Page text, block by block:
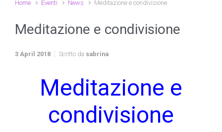
Home Eventi News Meditazione e condivisione
Meditazione e condivisione
3 April 2018 Scritto da sabrina
Meditazione e
condivisione